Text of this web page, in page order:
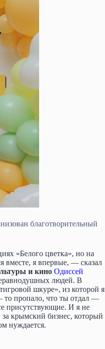
благотворительный
«Белого цветка», но на
вместе, я впервые, — сказал
и кино Одиссей
людей. В
шкуре», из которой я
то пропало, что ты отдал —
присутствующие. И я не
крымский бизнес, который
нуждается.